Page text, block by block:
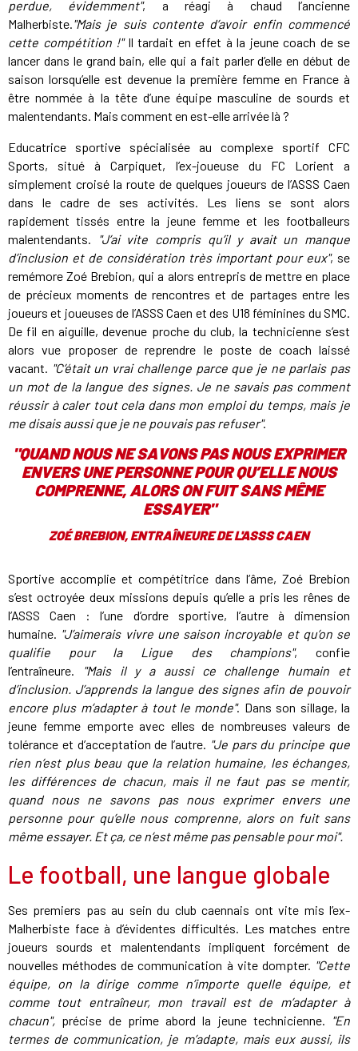
perdue, évidemment", a réagi à chaud l’ancienne
Malherbiste."Mais je suis contente d’avoir enfin commencé
cette compétition !"Il tardait en effet à la jeune coach de se
lancer dans le grand bain, elle qui a fait parler d’elle en début de
saison lorsqu’elle est devenue la première femme en France à
être nommée à la tête d’une équipe masculine de sourds et
malentendants. Mais comment en est-elle arrivée là ?
Educatrice sportive spécialisée au complexe sportif CFC
Sports, situé à Carpiquet, l’ex-joueuse du FC Lorient a
simplement croisé la route de quelques joueurs de l’ASSS Caen
dans le cadre de ses activités. Les liens se sont alors
rapidement tissés entre la jeune femme et les footballeurs
malentendants.
"J’ai vite compris qu’il y avait un manque
d’inclusion et de considération très important pour eux", se
remémore Zoé Brebion, qui a alors entrepris de mettre en place
de précieux moments de rencontres et de partages entre les
joueurs et joueuses de l’ASSS Caen et des U18 féminines du SMC.
De fil en aiguille, devenue proche du club, la technicienne s’est
alors vue proposer de reprendre le poste de coach laissé
vacant. "C’était un vrai challenge parce que je ne parlais pas
un mot de la langue des signes. Je ne savais pas comment
réussir à caler tout cela dans mon emploi du temps, mais je
me disais aussi que je ne pouvais pas refuser".
"QUAND NOUS NE SAVONS PAS NOUS EXPRIMER
ENVERS UNE PERSONNE POUR QU’ELLE NOUS
COMPRENNE, ALORS ON FUIT SANS MÊME
ESSAYER"
ZOÉ BREBION, ENTRAÎNEURE DE L'ASSS CAEN
Sportive accomplie et compétitrice dans l’âme, Zoé Brebion
s’est octroyée deux missions depuis qu’elle a pris les rênes de
l’ASSS Caen : l’une d’ordre sportive, l’autre à dimension
humaine. "J’aimerais vivre une saison incroyable et qu’on se
qualifie pour la Ligue des champions", confie
l’entraîneure.
"Mais il y a aussi ce challenge humain et
d’inclusion. J’apprends la langue des signes afin de pouvoir
encore plus m’adapter à tout le monde". Dans son sillage, la
jeune femme emporte avec elles de nombreuses valeurs de
tolérance et d’acceptation de l’autre. "Je pars du principe que
rien n’est plus beau que la relation humaine, les échanges,
les différences de chacun, mais il ne faut pas se mentir,
quand nous ne savons pas nous exprimer envers une
personne pour qu’elle nous comprenne, alors on fuit sans
même essayer. Et ça, ce n’est même pas pensable pour moi".
Le football, une langue globale
Ses premiers pas au sein du club caennais ont vite mis l’ex-
Malherbiste face à d’évidentes difficultés. Les matches entre
joueurs sourds et malentendants impliquent forcément de
nouvelles méthodes de communication à vite dompter. "Cette
équipe, on la dirige comme n’importe quelle équipe, et
comme tout entraîneur, mon travail est de m’adapter à
chacun", précise de prime abord la jeune technicienne. "En
termes de communication, je m’adapte, mais eux aussi, ils